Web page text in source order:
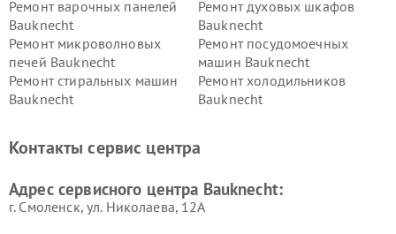
Ремонт варочных панелей
Bauknecht
Ремонт духовых шкафов
Bauknecht
Ремонт микроволновых
печей Bauknecht
Ремонт посудомоечных
машин Bauknecht
Ремонт стиральных машин
Bauknecht
Ремонт холодильников
Bauknecht
Контакты сервис центра
Адрес сервисного центра Bauknecht:
г. Смоленск, ул. Николаева, 12А